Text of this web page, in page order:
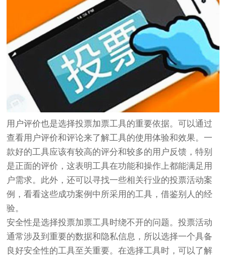
用户评价也是选择投票加票工具的重要依据。可以通过
查看用户评价和评论来了解工具的使用体验和效果。一
款好的工具应该有较高的评分和较多的用户反馈，特别
是正面的评价，这表明工具在功能和操作上都能满足用
户需求。此外，还可以寻找一些相关行业的投票活动案
例，看看这些成功案例中所采用的工具，借鉴别人的经
验。
安全性是选择投票加票工具时绕不开的问题。投票活动
通常涉及到重要的数据和隐私信息，所以选择一个具备
良好安全性的工具至关重要。在选择工具时，可以了解